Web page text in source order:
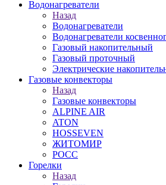
Водонагреватели
Назад
Водонагреватели
Водонагреватели
Газовый накопительный
Газовый проточный
Электрические
Газовые конвекторы
Назад
Газовые конвекторы
ALPINE AIR
ATON
HOSSEVEN
ЖИТОМИР
РОСС
Горелки
Назад